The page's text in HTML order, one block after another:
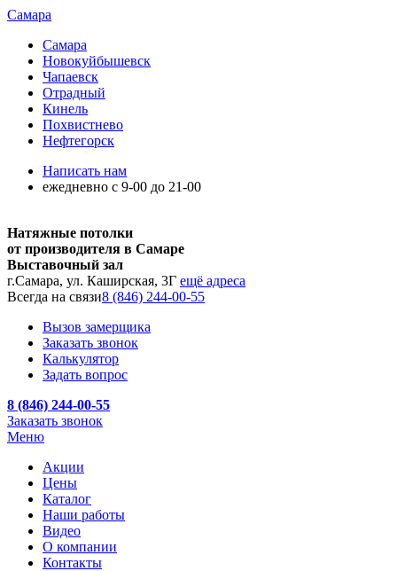
Самара
Самара
Новокуйбышевск
Чапаевск
Отрадный
Кинель
Похвистнево
Нефтегорск
Написать нам
ежедневно с 9-00 до 21-00
Натяжные потолки
от производителя в Самаре
Выставочный зал
г.Самара, ул. Каширская, 3Г ещё адреса
Всегда на связи8 (846) 244-00-55
Вызов замерщика
Заказать звонок
Калькулятор
Задать вопрос
8 (846) 244-00-55
Заказать звонок
Меню
Акции
Цены
Каталог
Наши работы
Видео
О компании
Контакты